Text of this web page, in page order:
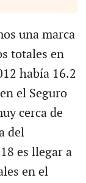
una marca
totales en
había 16.2
el Seguro
cerca de
del
es llegar a
en el